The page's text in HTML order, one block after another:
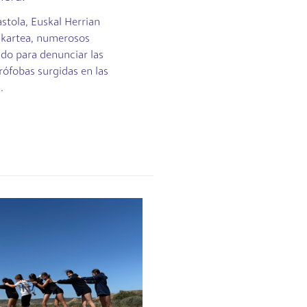
Euskal Herrian
numerosos
para denunciar las
surgidas en las